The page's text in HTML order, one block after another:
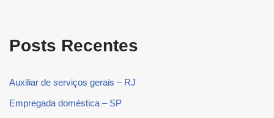
Posts Recentes
Auxiliar de serviços gerais – RJ
Empregada doméstica – SP